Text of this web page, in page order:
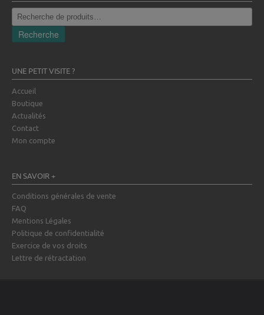
Recherche
pour :
Recherche
UNE PETIT VISITE ?
Accueil
Boutique
Actualités
Contact
Mon compte
EN SAVOIR +
Conditions générales de vente
FAQ
Mentions Légales
Politique de confidentialité
Exercice de vos droits
Lettre de rétractation